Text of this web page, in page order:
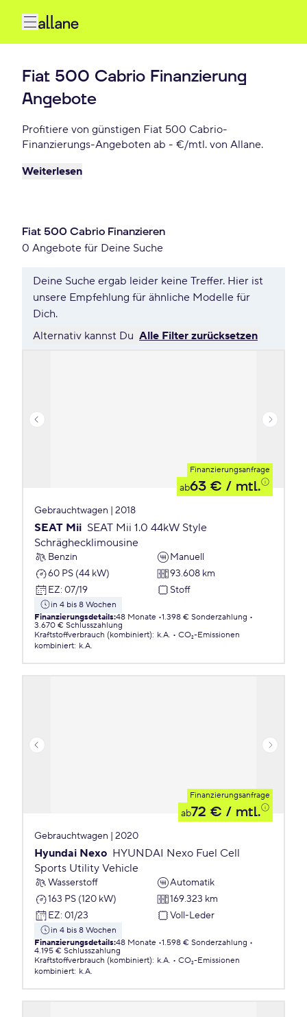
Fiat 500 Cabrio Finanzierung
Angebote
Profitiere von günstigen Fiat 500 Cabrio-
Finanzierungs-Angeboten ab - €/mtl. von Allane.
Weiterlesen
Fiat 500 Cabrio Finanzieren
0 Angebote für Deine Suche
Deine Suche ergab leider keine Treffer. Hier ist
unsere Empfehlung für ähnliche Modelle für
Dich.
Alternativ kannst Du Alle Filter zurücksetzen
Finanzierungsanfrage
ab63 € / mtl.
Gebrauchtwagen | 2018
SEAT Mii SEAT Mii 1.0 44kW Style
Schräghecklimousine
Benzin
Manuell
60 PS (44 kW)
93.608 km
EZ: 07/19 Stoff
in 4 bis 8 Wochen
Finanzierungsdetails:48 Monate 1.398 € Sonderzahlung
3.670 € Schlusszahlung
Kraftstoffverbrauch (kombiniert): k.A.
CO₂-Emissionen
kombiniert: k.A.
Finanzierungsanfrage
ab72 € / mtl.
Gebrauchtwagen | 2020
Hyundai Nexo HYUNDAI Nexo Fuel Cell
Sports Utility Vehicle
Wasserstoff
Automatik
163 PS (120 kW)
169.323 km
EZ: 01/23 Voll-Leder
in 4 bis 8 Wochen
Finanzierungsdetails:48 Monate 1.598 € Sonderzahlung
4.195 € Schlusszahlung
Kraftstoffverbrauch (kombiniert): k.A.
CO₂-Emissionen
kombiniert: k.A.